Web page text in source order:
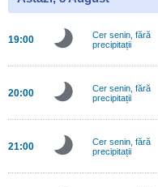
19:00
Cer senin, fără
precipitații
20:00
Cer senin, fără
precipitații
21:00
Cer senin, fără
precipitații